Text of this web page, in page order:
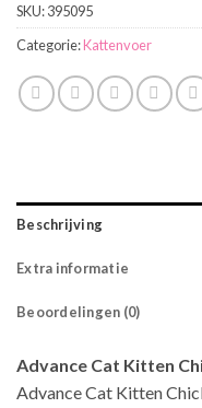
SKU:395095
Categorie:Kattenvoer
Beschrijving
Extra informatie
Beoordelingen (0)
Advance Cat Kitten
Advance Cat Kitten